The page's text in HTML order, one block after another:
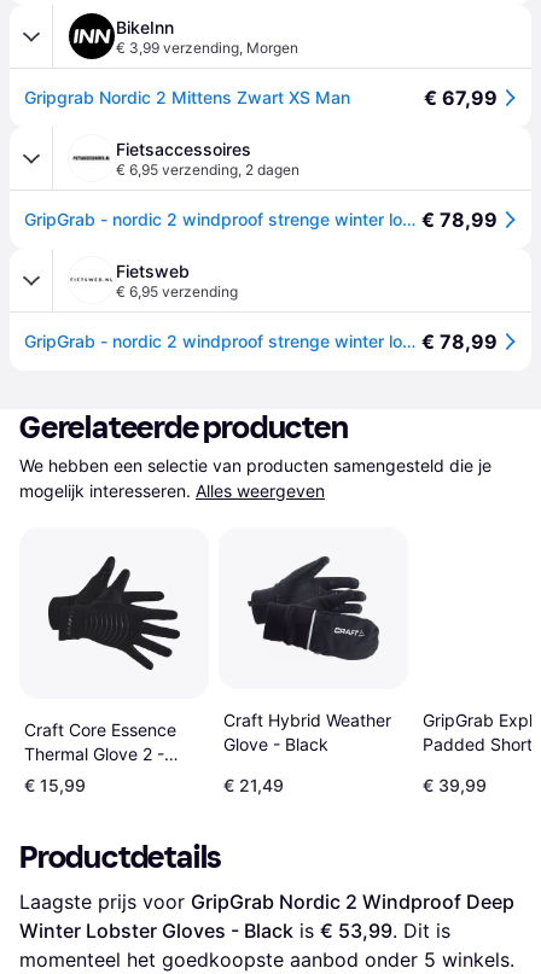
BikeInn
€ 3,99 verzending, Morgen
Gripgrab Nordic 2 Mittens Zwart XS Man € 67,99
Fietsaccessoires
€ 6,95 verzending, 2 dagen
GripGrab - nordic 2 windproof strenge winter lobster fietshandschoenen - zwart - unisex - maat xs € 78,99
Fietsweb
€ 6,95 verzending
GripGrab - nordic 2 windproof strenge winter lobster fietshandschoenen - zwart - unisex - maat xs € 78,99
Gerelateerde producten
We hebben een selectie van producten samengesteld die je
mogelijk interesseren. Alles weergeven
Craft Core Essence
Thermal Glove 2 -
Black
€ 15,99
Craft Hybrid Weather
Glove - Black
€ 21,49
GripGrab Explr
Padded Short
Zwart
€ 39,99
Productdetails
Laagste prijs voor GripGrab Nordic 2 Windproof Deep
Winter Lobster Gloves - Black is € 53,99. Dit is
momenteel het goedkoopste aanbod onder 5 winkels.